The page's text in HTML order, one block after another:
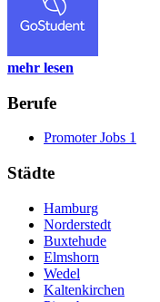
mehr lesen
Berufe
Promoter Jobs 1
Städte
Hamburg
Norderstedt
Buxtehude
Elmshorn
Wedel
Kaltenkirchen